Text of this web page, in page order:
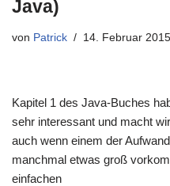
Java)
von Patrick 14. Februar 2015
Kapitel 1 des Java-Buches
sehr interessant und macht
auch wenn einem der
manchmal etwas groß
einfachen